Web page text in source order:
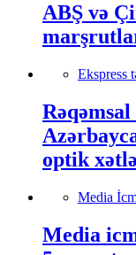
ABŞ və
Ekspress
optik
Media
Media